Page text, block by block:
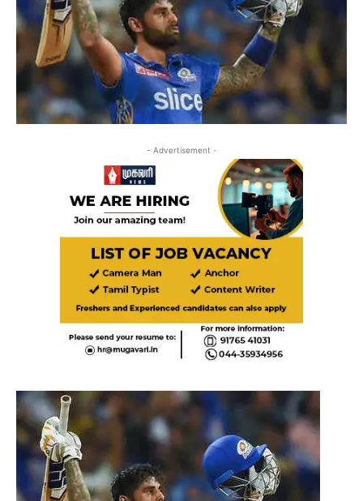
- Advertisement -